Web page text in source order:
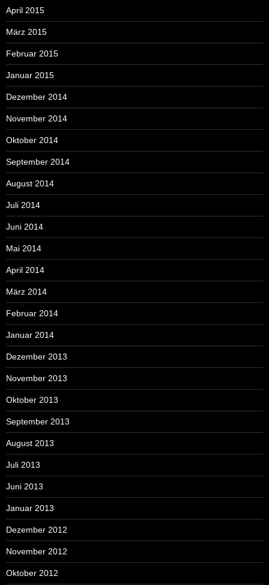
April 2015
März 2015
Februar 2015
Januar 2015
Dezember 2014
November 2014
Oktober 2014
September 2014
August 2014
Juli 2014
Juni 2014
Mai 2014
April 2014
März 2014
Februar 2014
Januar 2014
Dezember 2013
November 2013
Oktober 2013
September 2013
August 2013
Juli 2013
Juni 2013
Januar 2013
Dezember 2012
November 2012
Oktober 2012